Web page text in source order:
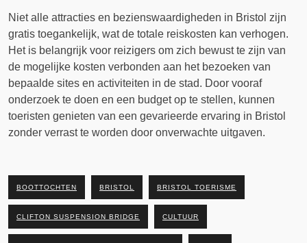
Niet alle attracties en bezienswaardigheden in Bristol zijn
gratis toegankelijk, wat de totale reiskosten kan verhogen.
Het is belangrijk voor reizigers om zich bewust te zijn van
de mogelijke kosten verbonden aan het bezoeken van
bepaalde sites en activiteiten in de stad. Door vooraf
onderzoek te doen en een budget op te stellen, kunnen
toeristen genieten van een gevarieerde ervaring in Bristol
zonder verrast te worden door onverwachte uitgaven.
BOOTTOCHTEN BRISTOL BRISTOL TOERISME
CLIFTON SUSPENSION BRIDGE CULTUUR